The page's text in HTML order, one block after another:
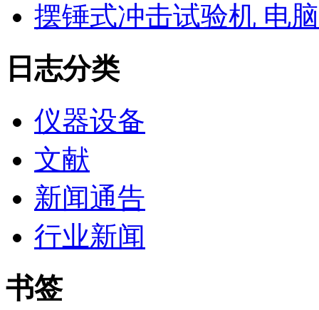
摆锤式冲击试验机 电
日志分类
仪器设备
文献
新闻通告
行业新闻
书签